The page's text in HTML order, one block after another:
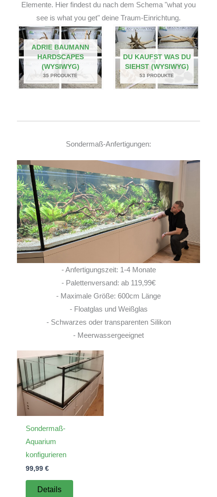
Elemente. Hier findest du nach dem Schema "what you
see is what you get" deine Traum-Einrichtung.
ADRIE BAUMANN
HARDSCAPES
(WYSIWYG)
35 PRODUKTE
DU KAUFST WAS DU
SIEHST (WYSIWYG)
53 PRODUKTE
Sondermaß-Anfertigungen:
- Anfertigungszeit: 1-4 Monate
- Palettenversand: ab 119,99€
- Maximale Größe: 600cm Länge
- Floatglas und Weißglas
- Schwarzes oder transparenten Silikon
- Meerwassergeeignet
Sondermaß-
Aquarium
konfigurieren
99,99 €
Details